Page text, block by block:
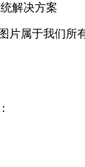
解决方案
片属于我们所